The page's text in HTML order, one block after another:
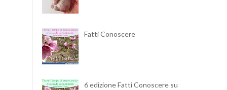
Fatti Conoscere
6 edizione Fatti Conoscere su